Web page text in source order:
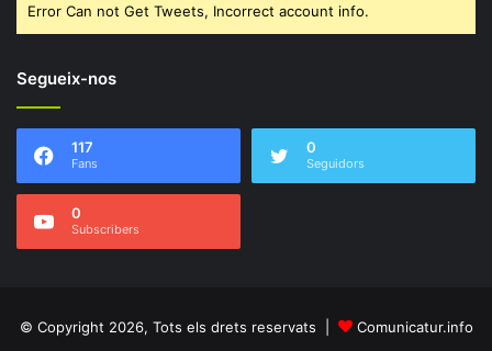
Error Can not Get Tweets, Incorrect account info.
Segueix-nos
117
Fans
0
Seguidors
0
Subscribers
© Copyright 2026, Tots els drets reservats |
Comunicatur.info